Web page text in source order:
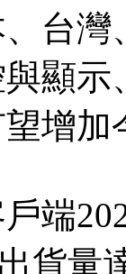
台灣
顯示
增加
端
出貨